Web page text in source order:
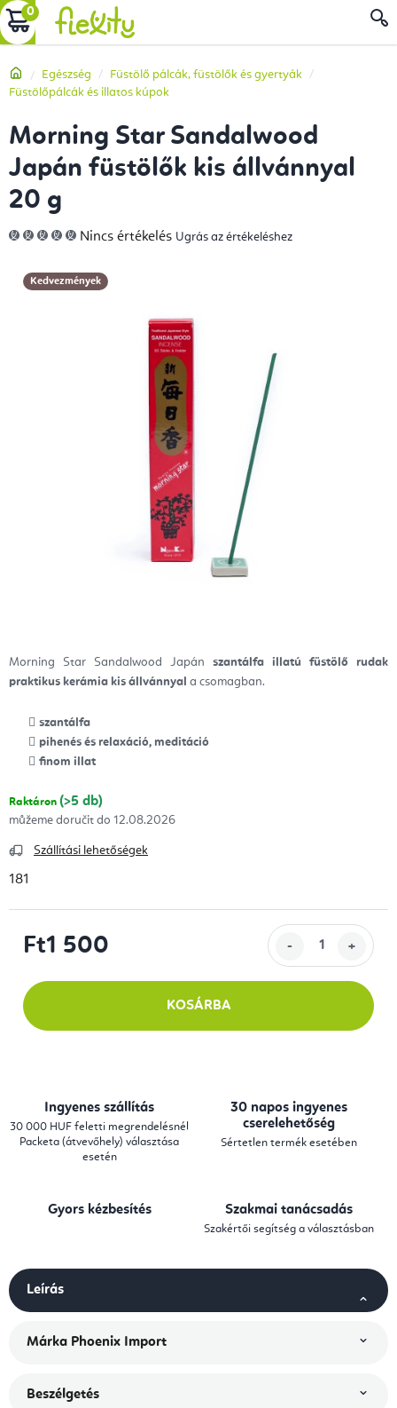
Ugrás
a
tartalomhoz
KOSÁR
Kezdőlap
Egészség
Füstölő pálcák, füstölők és gyertyák
Füstölőpálcák és illatos kúpok
Morning Star Sandalwood Japán szantálfa illatú füstölő rudak
praktikus kerámia kis állvánnyal a csomagban.
szantálfa
pihenés és relaxáció, meditáció
finom illat
Raktáron (>5 db)
12.08.2026
Szállítási lehetőségek
181
Ft1 500
KOSÁRBA
Morning Star Sandalwood
Japán füstölők kis állvánnyal
20 g
A
termék
5-
ből
0,0
Nincs értékelés Ugrás az értékeléshez
Kedvezmények
Ingyenes szállítás
30 000 HUF feletti megrendelésnél
Packeta (átvevőhely) választása
esetén
30 napos ingyenes
cserelehetőség
Sértetlen termék esetében
Gyors kézbesítés Szakmai tanácsadás
Szakértői segítség a választásban
Leírás
Márka Phoenix Import
Beszélgetés